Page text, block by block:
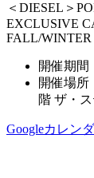
＜DIESEL＞
EXCLUSIVE
FALL/WINTER
開催期間
開催場所
階 ザ・
Googleカレン